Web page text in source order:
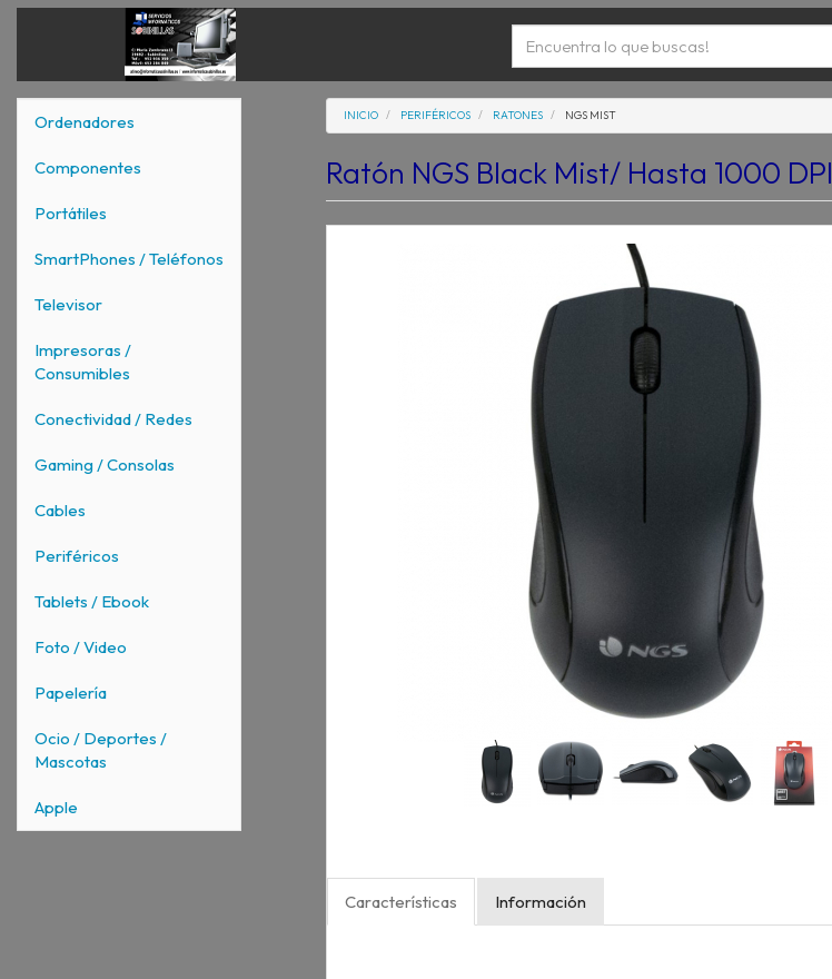
Ordenadores
Componentes
Portátiles
SmartPhones / Teléfonos
Televisor
Impresoras /
Consumibles
Conectividad / Redes
Gaming / Consolas
Cables
Periféricos
Tablets / Ebook
Foto / Video
Papelería
Ocio / Deportes /
Mascotas
Apple
INICIO PERIFÉRICOS RATONES NGS MIST
Ratón NGS Black Mist/ Hasta 1000 DPI
Características Información